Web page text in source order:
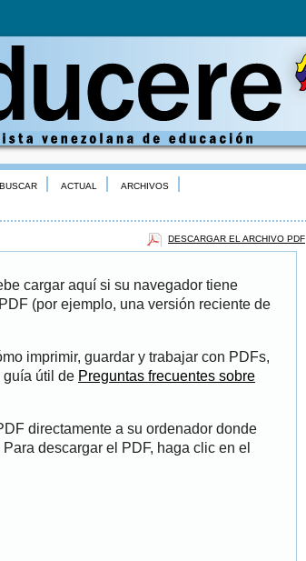
BUSCAR ACTUAL ARCHIVOS
DESCARGAR EL ARCHIVO PDF
cargar aquí si su navegador tiene
(por ejemplo, una versión reciente de
imprimir, guardar y trabajar con PDFs,
guía útil de Preguntas frecuentes sobre
directamente a su ordenador donde
descargar el PDF, haga clic en el